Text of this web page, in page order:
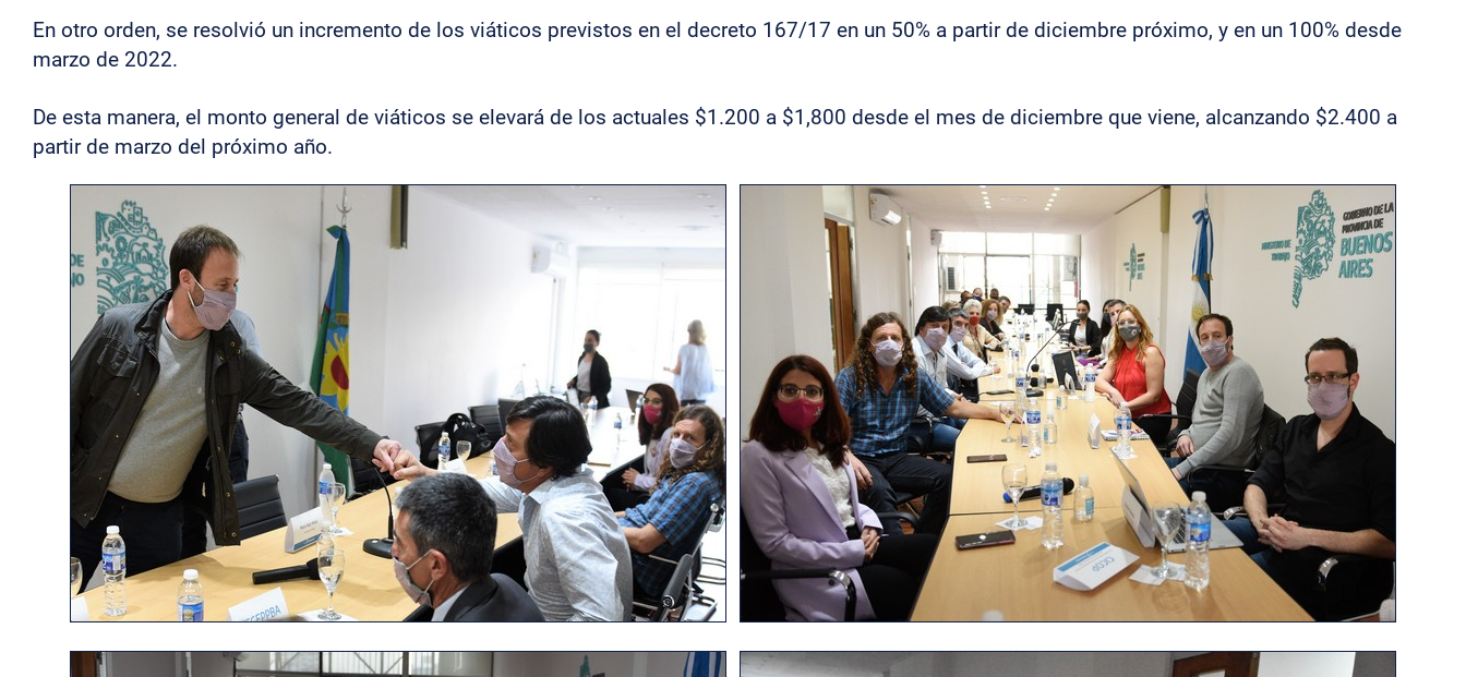
En otro orden, se resolvió un incremento de los viáticos previstos en el decreto 167/17 en un 50% a partir de diciembre próximo, y en un 100% desde
marzo de 2022.
De esta manera, el monto general de viáticos se elevará de los actuales $1.200 a $1,800 desde el mes de diciembre que viene, alcanzando $2.400 a
partir de marzo del próximo año.